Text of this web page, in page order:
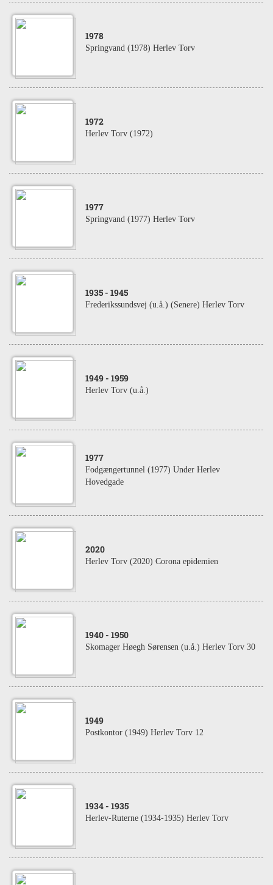
1978
Springvand (1978) Herlev Torv
1972
Herlev Torv (1972)
1977
Springvand (1977) Herlev Torv
1935 - 1945
Frederikssundsvej (u.å.) (Senere) Herlev Torv
1949 - 1959
Herlev Torv (u.å.)
1977
Fodgængertunnel (1977) Under Herlev
Hovedgade
2020
Herlev Torv (2020) Corona epidemien
1940 - 1950
Skomager Høegh Sørensen (u.å.) Herlev Torv 30
1949
Postkontor (1949) Herlev Torv 12
1934 - 1935
Herlev-Ruterne (1934-1935) Herlev Torv